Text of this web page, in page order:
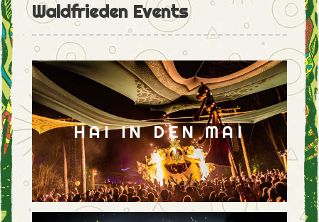
Waldfrieden Events
HAI IN DEN MAI